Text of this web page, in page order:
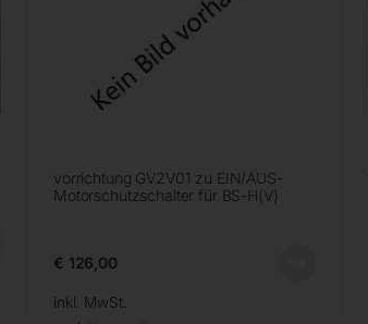
vorrichtung GV2V01 zu EIN/AUS-
Motorschutzschalter für BS-H(V)
€ 126,00
inkl. MwSt.